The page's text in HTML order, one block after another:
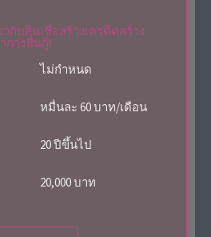
กับสินเชื่อสร้างเครดิตสร้าง
การยื่นกู้!
ไม่กำหนด
หมื่นละ 60 บาท/เดือน
20 ปีขึ้นไป
20,000 บาท